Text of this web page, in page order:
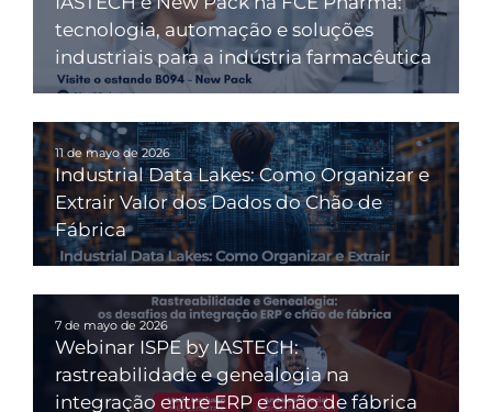
tecnologia, automação e soluções
industriais para a indústria farmacêutica
11 de mayo de 2026
Industrial Data Lakes: Como Organizar e
Extrair Valor dos Dados do Chão de
Fábrica
7 de mayo de 2026
Webinar ISPE by IASTECH:
rastreabilidade e genealogia na
integração entre ERP e chão de fábrica